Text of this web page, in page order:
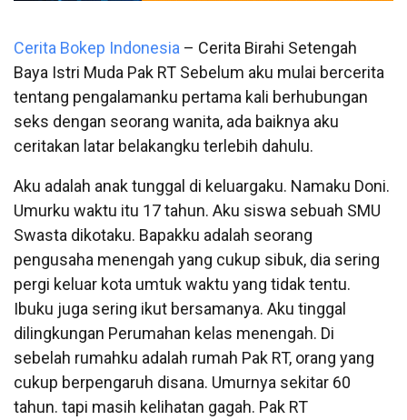
Cerita Bokep Indonesia – Cerita Birahi Setengah
Baya Istri Muda Pak RT Sebelum aku mulai bercerita
tentang pengalamanku pertama kali berhubungan
seks dengan seorang wanita, ada baiknya aku
ceritakan latar belakangku terlebih dahulu.
Aku adalah anak tunggal di keluargaku. Namaku Doni.
Umurku waktu itu 17 tahun. Aku siswa sebuah SMU
Swasta dikotaku. Bapakku adalah seorang
pengusaha menengah yang cukup sibuk, dia sering
pergi keluar kota umtuk waktu yang tidak tentu.
Ibuku juga sering ikut bersamanya. Aku tinggal
dilingkungan Perumahan kelas menengah. Di
sebelah rumahku adalah rumah Pak RT, orang yang
cukup berpengaruh disana. Umurnya sekitar 60
tahun. tapi masih kelihatan gagah. Pak RT